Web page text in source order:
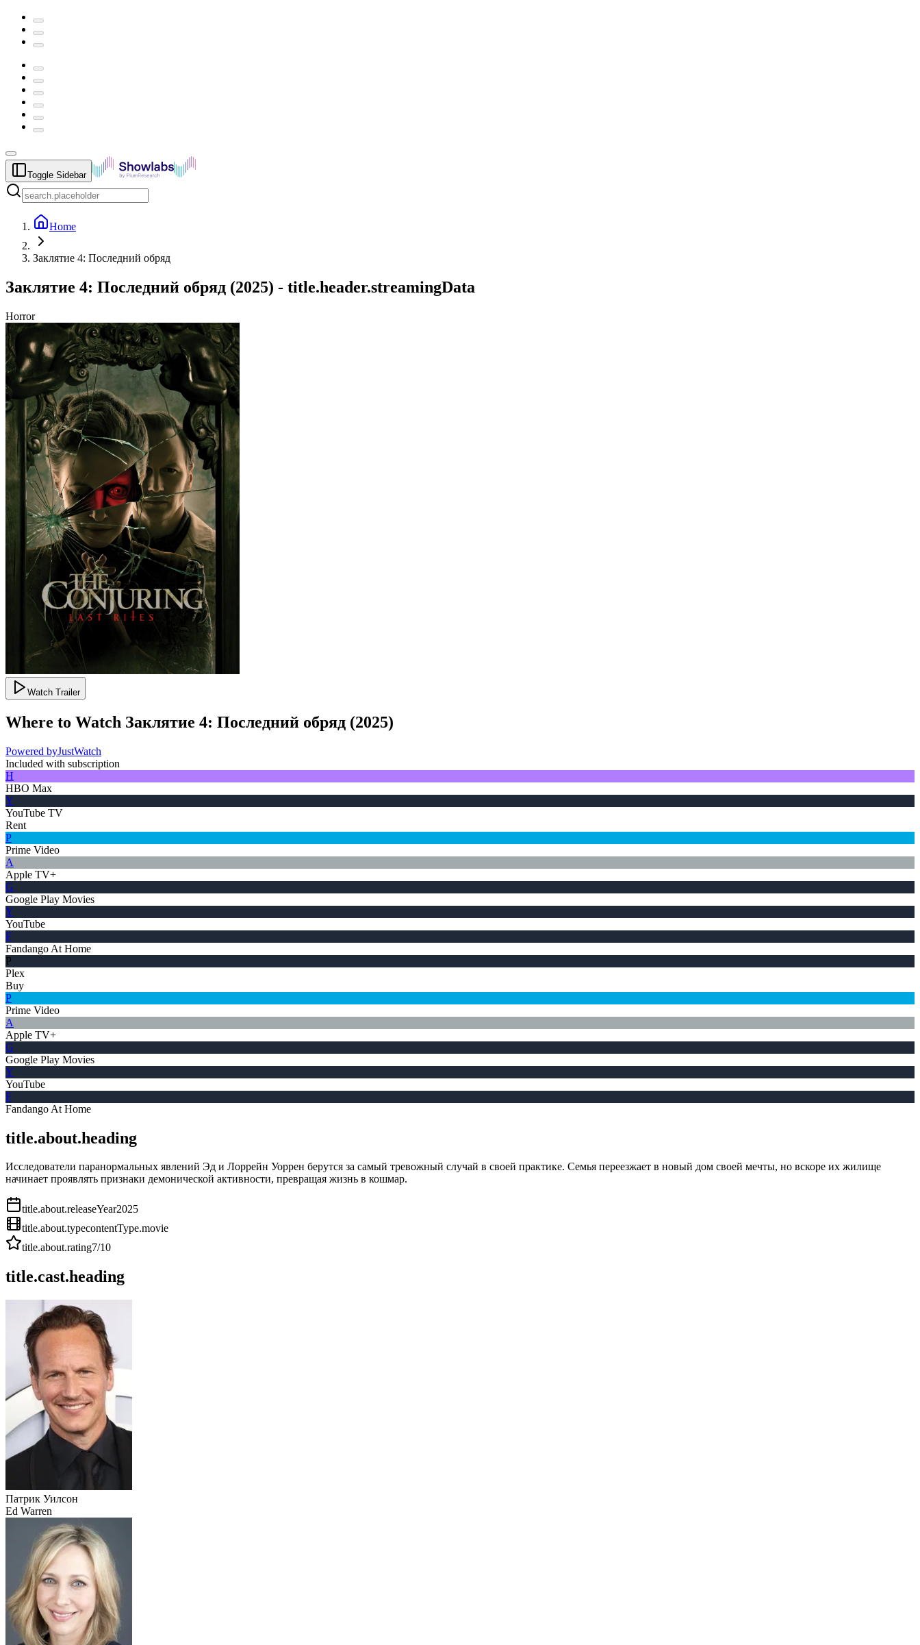
Toggle Sidebar
Home
Заклятие 4: Последний обряд
Заклятие 4: Последний обряд (2025) - title.header.streamingData
Horror
Watch Trailer
Where to Watch Заклятие 4: Последний обряд (2025)
Powered byJustWatch
Included with subscription
H
HBO Max
Y
YouTube TV
Rent
P
Prime Video
A
Apple TV+
G
Google Play Movies
Y
YouTube
F
Fandango At Home
P
Plex
Buy
P
Prime Video
A
Apple TV+
G
Google Play Movies
Y
YouTube
F
Fandango At Home
title.about.heading
Исследователи паранормальных явлений Эд и Лоррейн Уоррен берутся за самый тревожный случай в своей практике. Семья переезжает в новый дом своей мечты, но вскоре их жилище
начинает проявлять признаки демонической активности, превращая жизнь в кошмар.
title.about.releaseYear2025
title.about.typecontentType.movie
title.about.rating7/10
title.cast.heading
Патрик Уилсон
Ed Warren